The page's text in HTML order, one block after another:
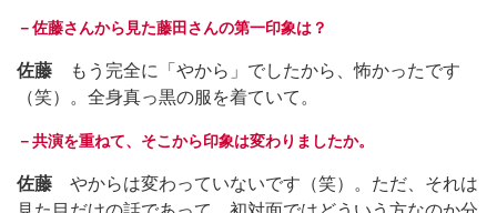
－佐藤さんから見た藤田さんの第一印象は？
佐藤 もう完全に「やから」でしたから、怖かったです
（笑）。全身真っ黒の服を着ていて。
－共演を重ねて、そこから印象は変わりましたか。
佐藤 やからは変わっていないです（笑）。ただ、それは